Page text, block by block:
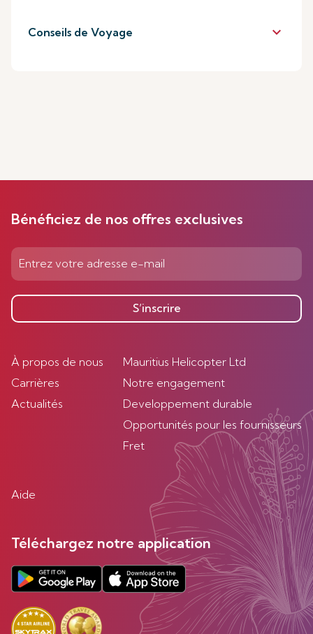
Conseils de Voyage keyboard_arrow_down
Bénéficiez de nos offres exclusives
S’inscrire
À propos de nous
Carrières
Actualités
Mauritius Helicopter Ltd
Notre engagement
Developpement durable
Opportunités pour les fournisseurs
Fret
Aide
Téléchargez notre application